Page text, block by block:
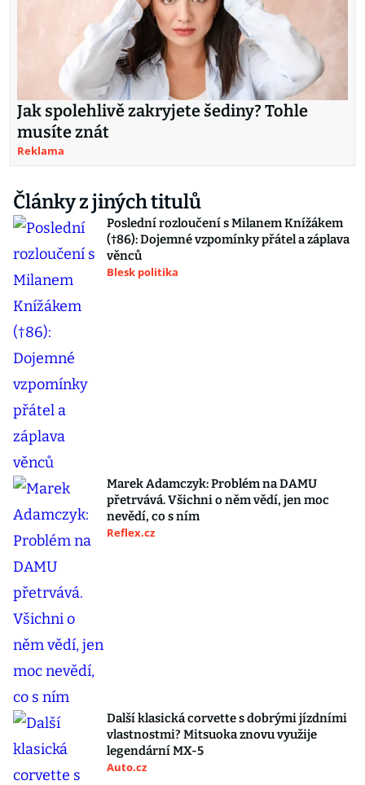
Jak spolehlivě zakryjete šediny? Tohle
musíte znát
Reklama
Články z jiných titulů
Poslední rozloučení s Milanem Knížákem
(†86): Dojemné vzpomínky přátel a záplava
věnců
Blesk politika
Marek Adamczyk: Problém na DAMU
přetrvává. Všichni o něm vědí, jen moc
nevědí, co s ním
Reflex.cz
Další klasická corvette s dobrými jízdními
vlastnostmi? Mitsuoka znovu využije
legendární MX-5
Auto.cz